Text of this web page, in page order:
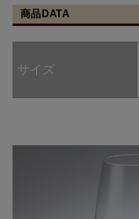
商品DATA
サイズ